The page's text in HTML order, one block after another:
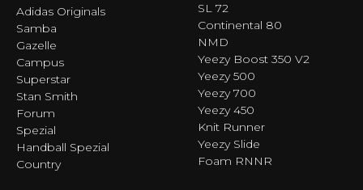
Adidas Originals
Samba
Gazelle
Campus
Superstar
Stan Smith
Forum
Spezial
Handball Spezial
Country
SL 72
Continental 80
NMD
Yeezy Boost 350 V2
Yeezy 500
Yeezy 700
Yeezy 450
Knit Runner
Yeezy Slide
Foam RNNR